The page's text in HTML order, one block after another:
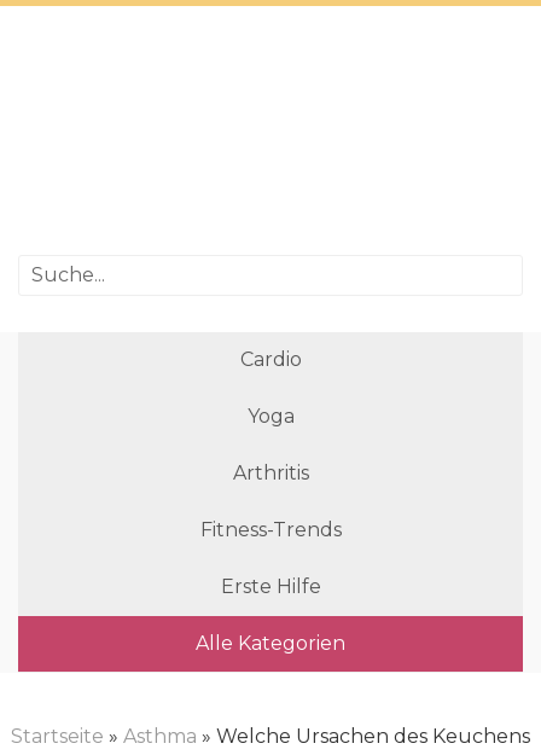
Cardio
Yoga
Arthritis
Fitness-Trends
Erste Hilfe
Alle Kategorien
Startseite » Asthma » Welche Ursachen des Keuchens